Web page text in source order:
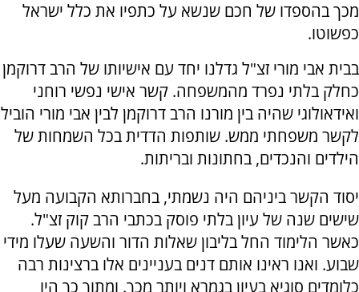
מכך בהספדו של חכם שנשא על כתפיו את כלל ישראל
כפשוטו.
בבית אבי מורי זצ"ל גדלנו יחד עם אישיותו של הרב דרוקמן
כחלק בלתי נפרד מהמשפחה. קשר אישי נפשי רוחני
ואידאולוגי שהיה בין מורנו הרב דרוקמן לבין אבי מורי הוביל
לקשר משפחתי ממש. שותפות הדדית בכל השמחות של
הילדים והנכדים, בחתונות ובריתות.
יסוד הקשר ביניהם היה נשמתי, בחברותא הקבועה מעל
שישים שנה של עיון בלתי פוסק בכתבי הרב קוק זצ"ל.
כאשר הלימוד החל בליבון שאלות הדור והשעה שעלו מידי
שבוע. ואנו ראינו אותם דנים בעניינים אלו ברצינות רבה
כלומדים סוגיא בעיון בגמרא ויותר מכך. ומתוך כך היו